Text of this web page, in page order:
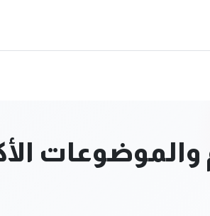
والموضوعات